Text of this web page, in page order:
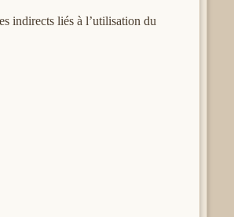
indirects liés à l’utilisation du